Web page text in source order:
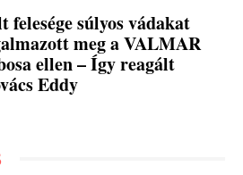
felesége súlyos vádakat
meg a VALMAR
ellen – Így reagált
Eddy